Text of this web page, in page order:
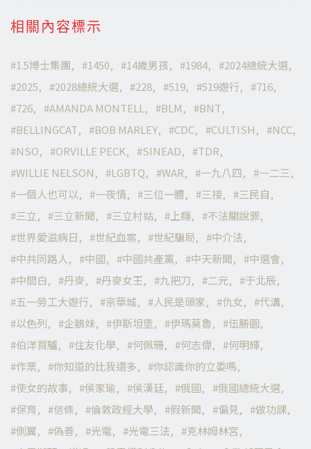
相關內容標示
1.5博士集團 1450 14歲男孩 1984
2024總統大選
2025
2028總統大選 228 519 519遊行
716
726
AMANDA MONTELL BLM
BNT
BELLINGCAT
BOB MARLEY CDC CULTISH
NCC
NSO
ORVILLE PECK SINEAD
TDR
WILLIE NELSON
LGBTQ WAR 一九八四
一二三
一個人也可以
一夜情 三位一體 三接
三民自
三立
三立新聞 三立村姑 上癮
不法關說罪
世界愛滋病日
世紀血案 世紀騙局
中介法
中共同路人
中國 中國共產黨 中天新聞
中選會
中間白
丹麥 丹麥女王 九把刀 二元
于北辰
五一勞工大遊行
京華城 人民是頭家 仇女
代溝
以色列
企鵝妹 伊斯坦堡 伊瑪莫魯
伍勝園
伯洋買驢
住友化學 何佩珊 何志偉
何明輝
作票
你知道的比我還多
你認識你的立委嗎
使女的故事
侯家瑜 侯漢廷 俄國
俄國總統大選
保育
信條 倫敦政經大學 假新聞 偏見
做功課
側翼
偽善 光電 光電三法
克林姆林宮